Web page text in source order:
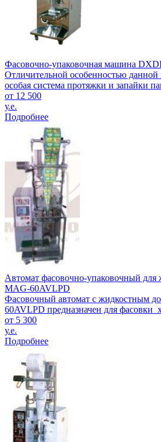
Фасовочно-упаковочная машина
Отличительной особенностью
особая система протяжки и запайки
от 12 500
у.е.
Подробнее
Автомат фасовочно-упаковочный для
MAG-60AVLPD
Фасовочный автомат с жидкостным
60AVLPD предназначен для фасовки
от 5 300
у.е.
Подробнее